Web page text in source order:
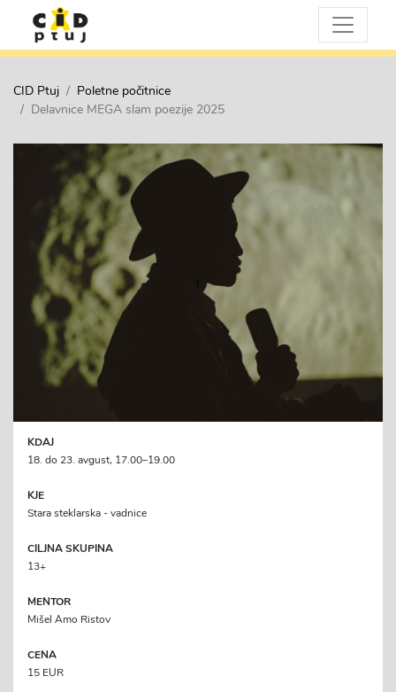
CID Ptuj
Poletne počitnice
Delavnice MEGA slam poezije 2025
KDAJ
18. do 23. avgust, 17.00–19.00
KJE
Stara steklarska - vadnice
CILJNA SKUPINA
13+
MENTOR
Mišel Amo Ristov
CENA
15 EUR